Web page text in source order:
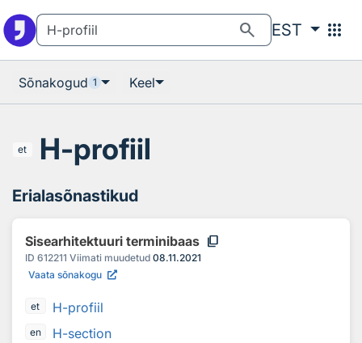
search EST apps
Sõnakogud 1 Keel
et H-profiil
Erialasõnastikud
Sisearhitektuuri terminibaas content_copy
ID 612211 Viimati muudetud 08.11.2021
Vaata sõnakogu
et H-profiil
en
H-section